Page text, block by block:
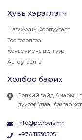
Хувь хэрэглэгч
Шатахууны борлуулалт
Тос тосолгоо
Конвениенс дэлгүүр
Авто угаалга
Холбоо барих
Ерөнхий сайд Амарын
дүүрэг Улаанбаатар
info@petrovis.mn
+976 11330505